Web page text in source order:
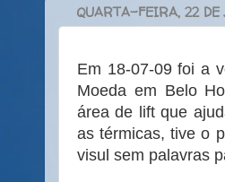
QUARTA-FEIRA, 22
Em 18-07-09 foi a
Moeda em Belo
área de lift que
as térmicas, tive o
visul sem palavras